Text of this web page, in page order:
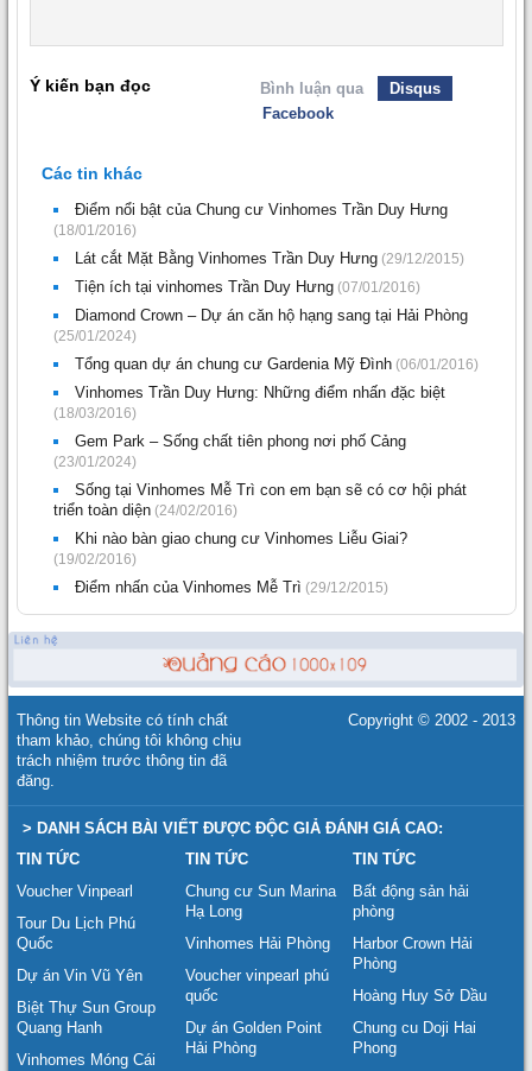
Ý kiến bạn đọc Bình luận qua
Disqus
Facebook
Các tin khác
Điểm nổi bật của Chung cư Vinhomes Trần Duy Hưng
(18/01/2016)
Lát cắt Mặt Bằng Vinhomes Trần Duy Hưng (29/12/2015)
Tiện ích tại vinhomes Trần Duy Hưng (07/01/2016)
Diamond Crown – Dự án căn hộ hạng sang tại Hải Phòng
(25/01/2024)
Tổng quan dự án chung cư Gardenia Mỹ Đình (06/01/2016)
Vinhomes Trần Duy Hưng: Những điểm nhấn đặc biệt
(18/03/2016)
Gem Park – Sống chất tiên phong nơi phố Cảng
(23/01/2024)
Sống tại Vinhomes Mễ Trì con em bạn sẽ có cơ hội phát
triển toàn diện (24/02/2016)
Khi nào bàn giao chung cư Vinhomes Liễu Giai?
(19/02/2016)
Điểm nhấn của Vinhomes Mễ Trì (29/12/2015)
Thông tin Website có tính chất
tham khảo, chúng tôi không chịu
trách nhiệm trước thông tin đã
đăng.
Copyright © 2002 - 2013
> DANH SÁCH BÀI VIẾT ĐƯỢC ĐỘC GIẢ ĐÁNH GIÁ CAO:
TIN TỨC
Voucher Vinpearl
Tour Du Lịch Phú
Quốc
Dự án Vin Vũ Yên
Biệt Thự Sun Group
Quang Hanh
Vinhomes Móng Cái
TIN TỨC
Chung cư Sun Marina
Hạ Long
Vinhomes Hải Phòng
Voucher vinpearl phú
quốc
Dự án Golden Point
Hải Phòng
TIN TỨC
Bất động sản hải
phòng
Harbor Crown Hải
Phòng
Hoàng Huy Sở Dầu
Chung cu Doji Hai
Phong